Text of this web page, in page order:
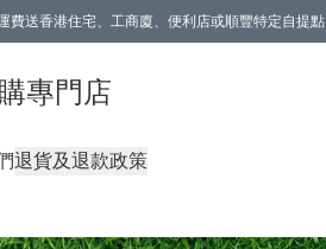
送香港住宅、工商廈、便利店或順豐特定自提點
專門店
退貨及退款政策